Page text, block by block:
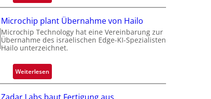
B
a
c
k
o
Microchip plant Übernahme von Hailo
Microchip Technology hat eine Vereinbarung zur
Übernahme des israelischen Edge-KI-Spezialisten
Hailo unterzeichnet.
Weiterlesen:
M